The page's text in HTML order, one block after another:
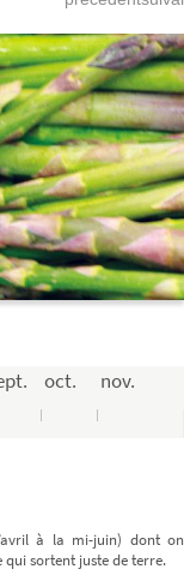
oct. nov.
à la mi-juin) dont on
qui sortent juste de terre.